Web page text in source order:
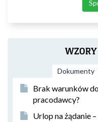
Dokumenty
Brak warunków
pracodawcy?
Urlop na żądanie